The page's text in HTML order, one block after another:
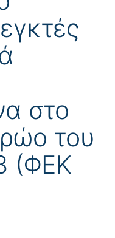
στο
του
(ΦΕΚ